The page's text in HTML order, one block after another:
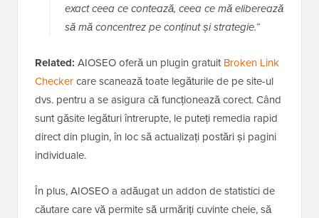
exact ceea ce contează, ceea ce mă eliberează
să mă concentrez pe conținut și strategie.”
Related: AIOSEO oferă un plugin gratuitBroken Link
Checkercare scanează toate legăturile de pe site-ul
dvs. pentru a se asigura că funcționează corect. Când
sunt găsite legături întrerupte, le puteți remedia rapid
direct din plugin, în loc să actualizați postări și pagini
individuale.
În plus, AIOSEO a adăugat un addon de statistici de
căutare care vă permite să urmăriți cuvinte cheie, să